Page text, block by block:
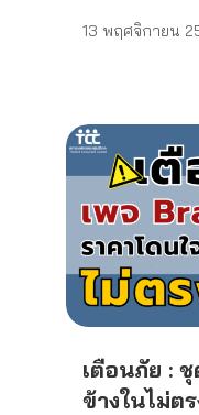
13 พฤศจิกายน
เตือนภัย :
ข้างในไม่ต